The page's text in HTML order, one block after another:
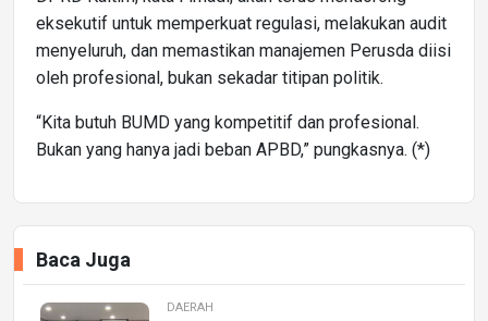
eksekutif untuk memperkuat regulasi, melakukan audit
menyeluruh, dan memastikan manajemen Perusda diisi
oleh profesional, bukan sekadar titipan politik.
“Kita butuh BUMD yang kompetitif dan profesional.
Bukan yang hanya jadi beban APBD,” pungkasnya. (*)
Baca Juga
DAERAH